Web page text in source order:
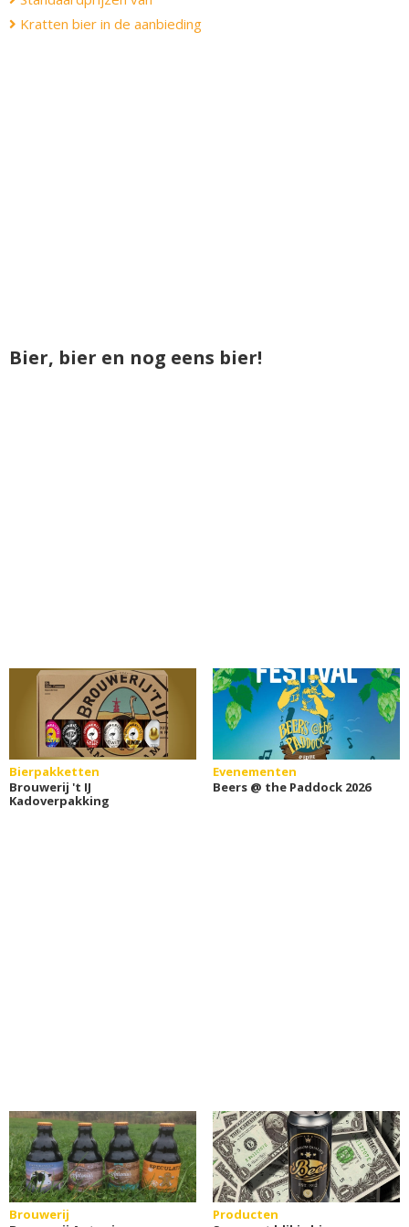
Kratten bier in de aanbieding
Bier, bier en nog eens bier!
Bierpakketten
Brouwerij 't IJ
Kadoverpakking
Evenementen
Beers @ the Paddock 2026
Brouwerij
Producten